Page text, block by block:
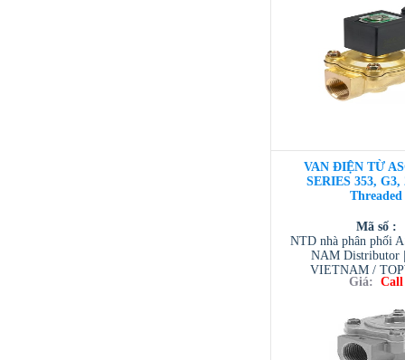
/ TESCOM
VAN ĐIỆN TỪ
SERIES 353, G3,
Threaded
Mã số :
NTD nhà phân phối
NAM Distributor
VIETNAM /
VIETNAM /Giá: Call